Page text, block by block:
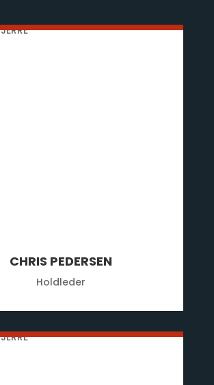
CHRIS PEDERSEN
Holdleder